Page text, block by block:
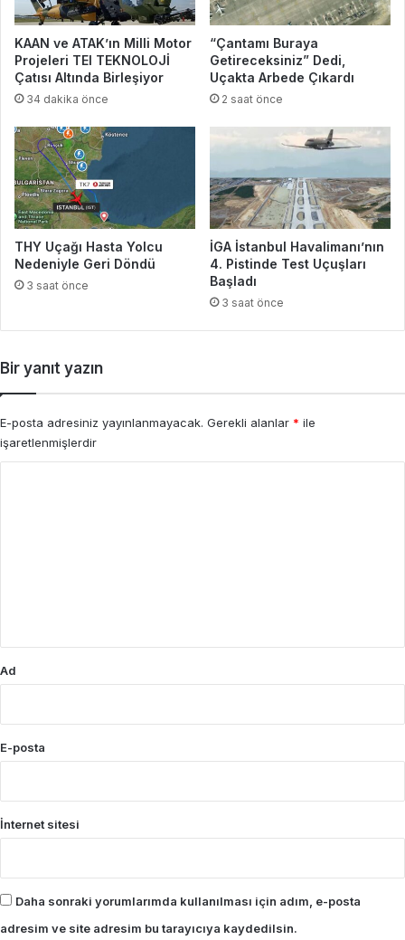
KAAN ve ATAK’ın Milli Motor
Projeleri TEI TEKNOLOJİ
Çatısı Altında Birleşiyor
34 dakika önce
“Çantamı Buraya
Getireceksiniz” Dedi,
Uçakta Arbede Çıkardı
2 saat önce
THY Uçağı Hasta Yolcu
Nedeniyle Geri Döndü
3 saat önce
İGA İstanbul Havalimanı’nın
4. Pistinde Test Uçuşları
Başladı
3 saat önce
Bir yanıt yazın
E-posta adresiniz yayınlanmayacak. Gerekli alanlar * ile
işaretlenmişlerdir
Ad
E-posta
İnternet sitesi
Daha sonraki yorumlarımda kullanılması için adım, e-posta
adresim ve site adresim bu tarayıcıya kaydedilsin.